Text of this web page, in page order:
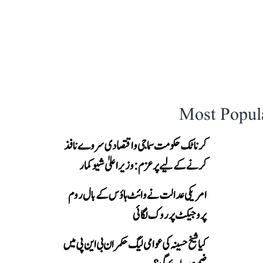
Most
کرناٹک حکومت سماجی و اقتصادی سروے نافذ
کرنے کے لیے پرعزم: وزیر اعلیٰ شیوکمار
امریکی عدالت نے وائٹ ہاؤس کے بال روم
پروجیکٹ پر روک لگائی
کیا شیخ حسینہ کی عوامی لیگ حکمران بی این پی میں